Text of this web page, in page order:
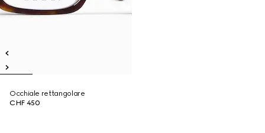
Occhiale rettangolare
CHF 450